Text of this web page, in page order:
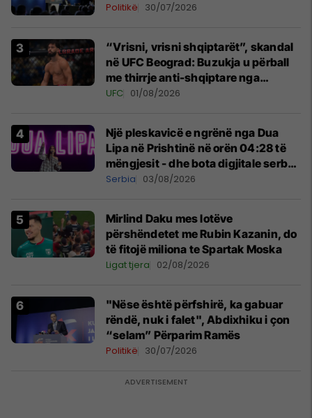
Politikë 30/07/2026
“Vrisni, vrisni shqiptarët”, skandal
në UFC Beograd: Buzukja u përball
me thirrje anti-shqiptare nga
tribunat
UFC 01/08/2026
Një pleskavicë e ngrënë nga Dua
Lipa në Prishtinë në orën 04:28 të
mëngjesit - dhe bota digjitale serbe
shpall gjendjen e luftës
Serbia 03/08/2026
Mirlind Daku mes lotëve
përshëndetet me Rubin Kazanin, do
të fitojë miliona te Spartak Moska
Ligat tjera 02/08/2026
"Nëse është përfshirë, ka gabuar
rëndë, nuk i falet", Abdixhiku i çon
“selam” Përparim Ramës
Politikë 30/07/2026